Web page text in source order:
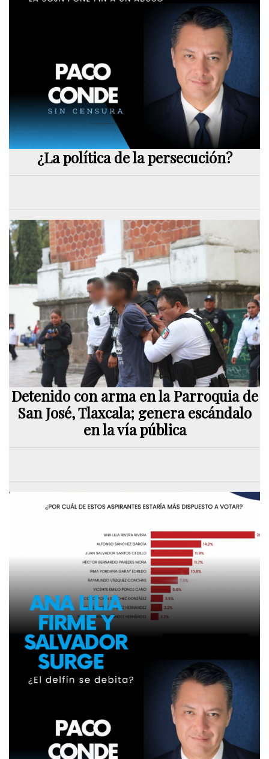
¿La política de la persecución?
Detenido con arma en la Parroquia de
San José, Tlaxcala; genera escándalo
en la vía pública